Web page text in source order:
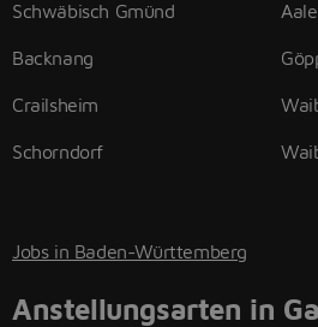
Schwäbisch Gmünd
Backnang
Crailsheim
Schorndorf
Jobs in Baden-Württemberg
Anstellungsarten in